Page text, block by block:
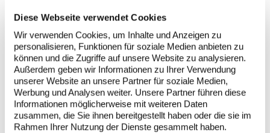
Diese Webseite verwendet Cookies
Wir verwenden Cookies, um Inhalte und Anzeigen zu
personalisieren, Funktionen für soziale Medien anbieten zu
können und die Zugriffe auf unsere Website zu analysieren.
Außerdem geben wir Informationen zu Ihrer Verwendung
unserer Website an unsere Partner für soziale Medien,
Werbung und Analysen weiter. Unsere Partner führen diese
Informationen möglicherweise mit weiteren Daten
zusammen, die Sie ihnen bereitgestellt haben oder die sie im
Rahmen Ihrer Nutzung der Dienste gesammelt haben.
aktuellen Meinungsbild widerspiegelt.
201 Unterschriften in weniger als zwei
Monaten
Daher hielt diese Gruppe von Bürgerinnen
und Bürgern es für angebracht, der
Bevölkerung vor Ort erneut das Wort zu
geben. Hierzu startete sie am 14.
Dezember 2021 eine kommunale Initiative.